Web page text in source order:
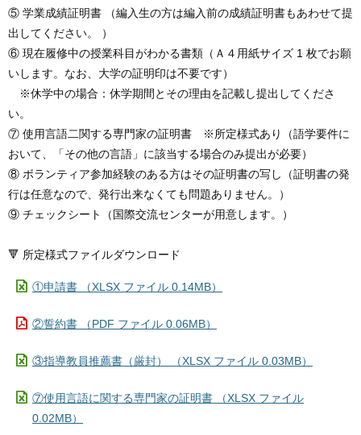
⑤ 学業成績証明書 （編入生の方は編入前の成績証明書もあわせて提
出してください。 ）
⑥ 現在履修中の授業科目がわかる書類（Ａ４用紙サイズ 1 枚でお願
いします。なお、大学の証明印は不要です）
※休学中の場合：休学期間とその理由を記載し提出してくださ
い。
⑦ 使用言語二関する専門家の証明書 ※所定様式あり（語学要件に
おいて、「その他の言語」に該当する場合のみ提出が必要）
⑧ ボランティア参加経験のある方はその証明書の写し（証明書の発
行は任意なので、発行出来なくても問題ありません。）
⑨ チェックシート（国際交流センターが用意します。）
🔻 所定様式ファイルダウンロード
①申請書 （XLSX ファイル 0.14MB）
②誓約書 （PDF ファイル 0.06MB）
③指導教員推薦書（厳封） （XLSX ファイル 0.03MB）
⑦使用言語に関する専門家の証明書 （XLSX ファイル
0.02MB）